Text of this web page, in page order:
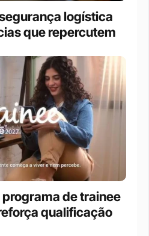
logística
que repercutem
de trainee
qualificação